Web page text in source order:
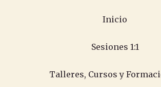
Inicio
Sesiones 1:1
Talleres, Cursos y